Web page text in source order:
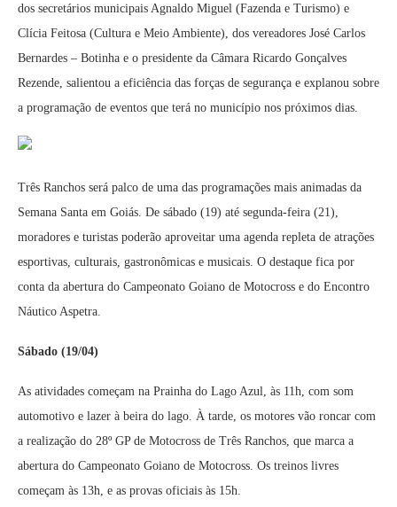
dos secretários municipais Agnaldo Miguel (Fazenda e Turismo) e
Clícia Feitosa (Cultura e Meio Ambiente), dos vereadores José Carlos
Bernardes – Botinha e o presidente da Câmara Ricardo Gonçalves
Rezende, salientou a eficiência das forças de segurança e explanou sobre
a programação de eventos que terá no município nos próximos dias.
Três Ranchos será palco de uma das programações mais animadas da
Semana Santa em Goiás. De sábado (19) até segunda-feira (21),
moradores e turistas poderão aproveitar uma agenda repleta de atrações
esportivas, culturais, gastronômicas e musicais. O destaque fica por
conta da abertura do Campeonato Goiano de Motocross e do Encontro
Náutico Aspetra.
Sábado (19/04)
As atividades começam na Prainha do Lago Azul, às 11h, com som
automotivo e lazer à beira do lago. À tarde, os motores vão roncar com
a realização do 28º GP de Motocross de Três Ranchos, que marca a
abertura do Campeonato Goiano de Motocross. Os treinos livres
começam às 13h, e as provas oficiais às 15h.